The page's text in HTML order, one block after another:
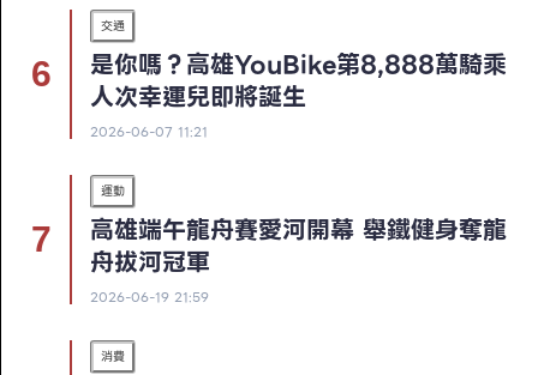
交通
是你嗎？高雄YouBike第8,888萬騎乘
人次幸運兒即將誕生
2026-06-07 11:21
運動
高雄端午龍舟賽愛河開幕 舉鐵健身奪龍
舟拔河冠軍
2026-06-19 21:59
消費